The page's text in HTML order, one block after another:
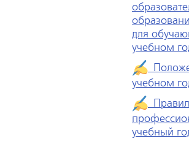
для
учебном
учебном
учебный